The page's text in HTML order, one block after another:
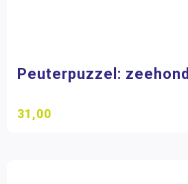
Peuterpuzzel: zeehond
31,00